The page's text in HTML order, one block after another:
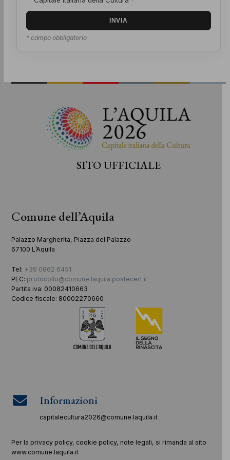
* campo obbligatorio
SITO UFFICIALE
Comune dell’Aquila
Palazzo Margherita, Piazza del Palazzo
67100 L’Aquila
Tel: +39 0862 6451
PEC: protocollo@comune.laquila.postecert.it
Partita iva: 00082410663
Codice fiscale: 80002270660
Informazioni
capitalecultura2026@comune.laquila.it
Per la privacy policy, cookie policy, note legali, si rimanda al sito
www.comune.laquila.it